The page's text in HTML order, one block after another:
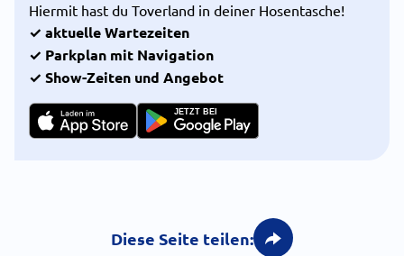
Hiermit hast du Toverland in deiner Hosentasche!
✓ aktuelle Wartezeiten
✓ Parkplan mit Navigation
✓ Show-Zeiten und Angebot
JETZT BEI
Diese Seite teilen: